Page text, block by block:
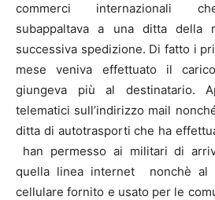
commerci internazionali
subappaltava a una ditta della
successiva spedizione. Di fatto i
mese veniva effettuato il
giungeva più al destinatario.
telematici sull’indirizzo mail
ditta di autotrasporti che ha
han permesso ai militari di
quella linea internet nonchè al
cellulare fornito e usato per le